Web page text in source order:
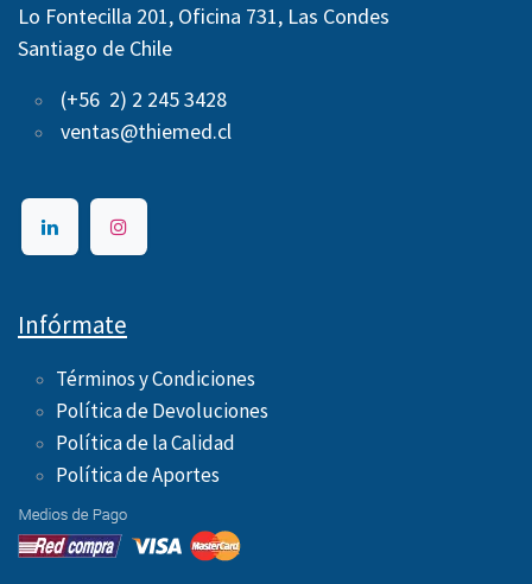
Lo Fontecilla 201, Oficina 731, Las Condes
Santiago de Chile
(+56 2) 2 245 3428
ventas@thiemed.cl
Infórmate
Términos y Condiciones
Política de Devoluciones
Política de la Calidad
Política de Aportes ​